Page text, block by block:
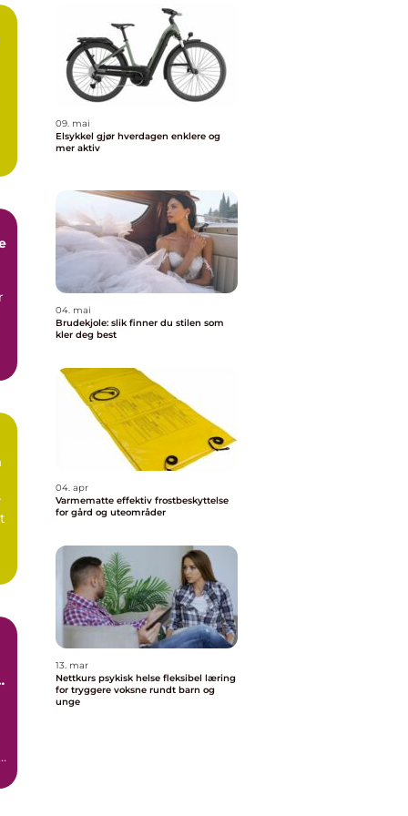
09. mai
Elsykkel gjør hverdagen enklere og
mer aktiv
04. mai
Brudekjole: slik finner du stilen som
kler deg best
04. apr
Varmematte effektiv frostbeskyttelse
for gård og uteområder
13. mar
Nettkurs psykisk helse fleksibel læring
for tryggere voksne rundt barn og
unge